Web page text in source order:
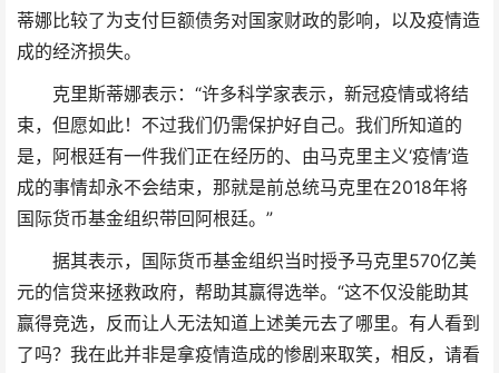
蒂娜比较了为支付巨额债务对国家财政的影响，以及疫情造
成的经济损失。
克里斯蒂娜表示：“许多科学家表示，新冠疫情或将结
束，但愿如此！不过我们仍需保护好自己。我们所知道的
是，阿根廷有一件我们正在经历的、由马克里主义‘疫情’造
成的事情却永不会结束，那就是前总统马克里在2018年将
国际货币基金组织带回阿根廷。”
据其表示，国际货币基金组织当时授予马克里570亿美
元的信贷来拯救政府，帮助其赢得选举。“这不仅没能助其
赢得竞选，反而让人无法知道上述美元去了哪里。有人看到
了吗？我在此并非是拿疫情造成的惨剧来取笑，相反，请看